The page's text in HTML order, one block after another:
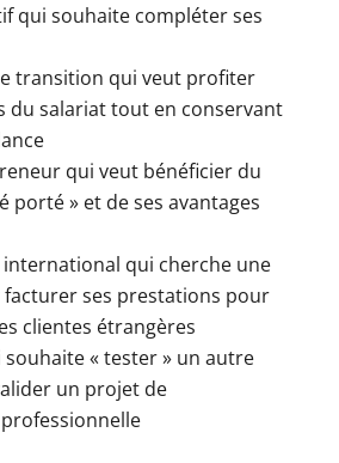
qui souhaite compléter ses
transition qui veut profiter
du salariat tout en conservant
qui veut bénéficier du
porté » et de ses avantages
qui cherche une
ses prestations pour
clientes étrangères
souhaite « tester » un autre
un projet de